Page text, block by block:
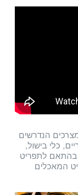
הנדרשים
כלי בישול,
בהתאם לתפריט
מנות (תפריט המאכלים